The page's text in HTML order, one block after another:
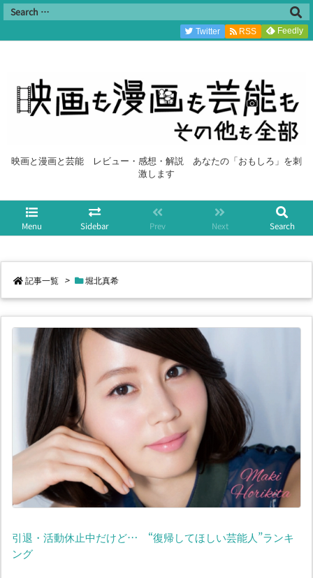
映画と漫画と芸能 レビュー・感想・解説 あなたの「おもしろ」を刺
激します
Menu Sidebar Prev Next Search
Twitter RSS Feedly
記事一覧 > 堀北真希
引退・活動休止中だけど… “復帰してほしい芸能人”ランキ
ング